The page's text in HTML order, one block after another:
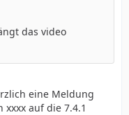
das video
eine Meldung
auf die 7.4.1